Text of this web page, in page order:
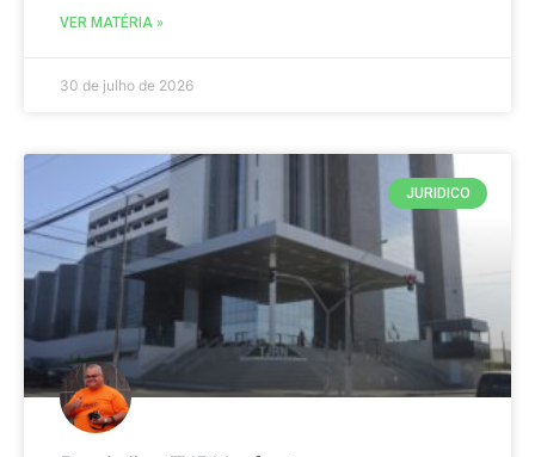
VER MATÉRIA »
30 de julho de 2026
JURIDICO